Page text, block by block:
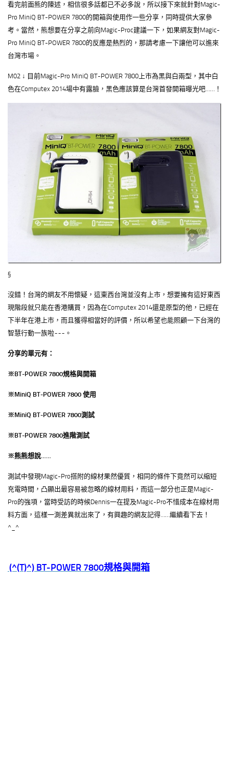
看完前面熊的陳述，相信很多話都已不必多說，所以接下來就針對Magic-
Pro MiniQ BT-POWER 7800的開箱與使用作一些分享，同時提供大家參
考。當然，熊想要在分享之前向Magic-Proc建議一下，如果網友對Magic-
Pro MiniQ BT-POWER 7800的反應是熱烈的，那請考慮一下讓他可以進來
台灣市場。
M02 ↓ 目前Magic-Pro MiniQ BT-POWER 7800上市為黑與白兩型，其中白
色在Computex 2014場中有露臉，黑色應該算是台灣首發開箱曝光吧……！
§
沒錯！台灣的網友不用懷疑，這東西台灣並沒有上市，想要擁有這好東西
現階段就只能在香港購買，因為在Computex 2014還是原型的他，已經在
下半年在港上市，而且獲得相當好的評價，所以希望也能照顧一下台灣的
智慧行動一族啦~~~。
分享的單元有：
※BT-POWER 7800規格與開箱
※MiniQ BT-POWER 7800 使用
※MiniQ BT-POWER 7800測試
※BT-POWER 7800進階測試
※熊熊想說……
測試中發現Magic-Pro搭附的線材果然優質，相同的條件下竟然可以縮短
充電時間，凸顯出最容易被忽略的線材用料，而這一部分也正是Magic-
Pro的強項，當時受訪的時候Dennis一在提及Magic-Pro不惜成本在線材用
料方面，這樣一測差異就出來了，有興趣的網友記得……繼續看下去！
^_^
(^(T)^) BT-POWER 7800規格與開箱